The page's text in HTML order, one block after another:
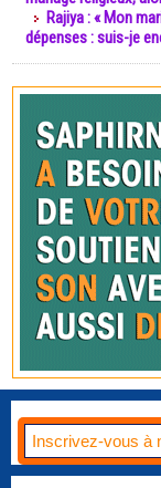
Rajiya : « Mon
dépenses : suis-je